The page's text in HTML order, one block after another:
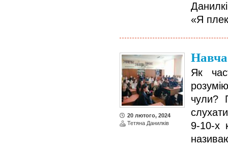
«Я
20 лютого, 2024
Тетяна Данилків
Як
чули?
9-10-х